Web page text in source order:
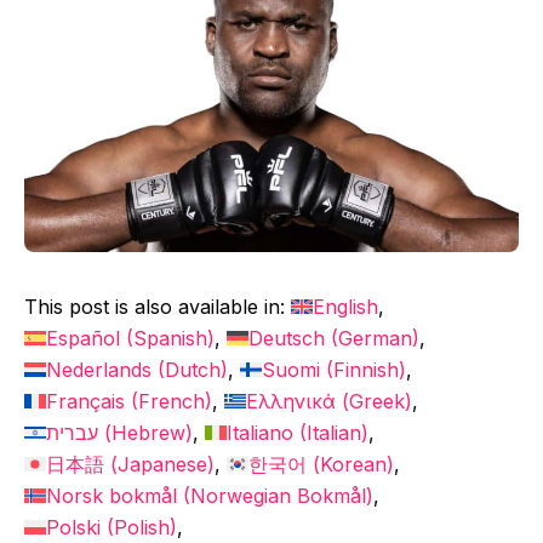
This post is also available in:
English
Español (Spanish) Deutsch (German)
Nederlands (Dutch) Suomi (Finnish)
Français (French) Ελληνικά (Greek)
עברית (Hebrew) Italiano (Italian)
日本語 (Japanese) 한국어 (Korean)
Norsk bokmål (Norwegian Bokmål)
Polski (Polish)